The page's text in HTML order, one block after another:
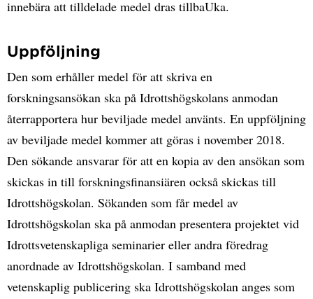
innebära att tilldelade medel dras tillbaUka.
Uppföljning
Den som erhåller medel för att skriva en
forskningsansökan ska på Idrottshögskolans anmodan
återrapportera hur beviljade medel använts. En uppföljning
av beviljade medel kommer att göras i november 2018.
Den sökande ansvarar för att en kopia av den ansökan som
skickas in till forskningsfinansiären också skickas till
Idrottshögskolan. Sökanden som får medel av
Idrottshögskolan ska på anmodan presentera projektet vid
Idrottsvetenskapliga seminarier eller andra föredrag
anordnade av Idrottshögskolan. I samband med
vetenskaplig publicering ska Idrottshögskolan anges som